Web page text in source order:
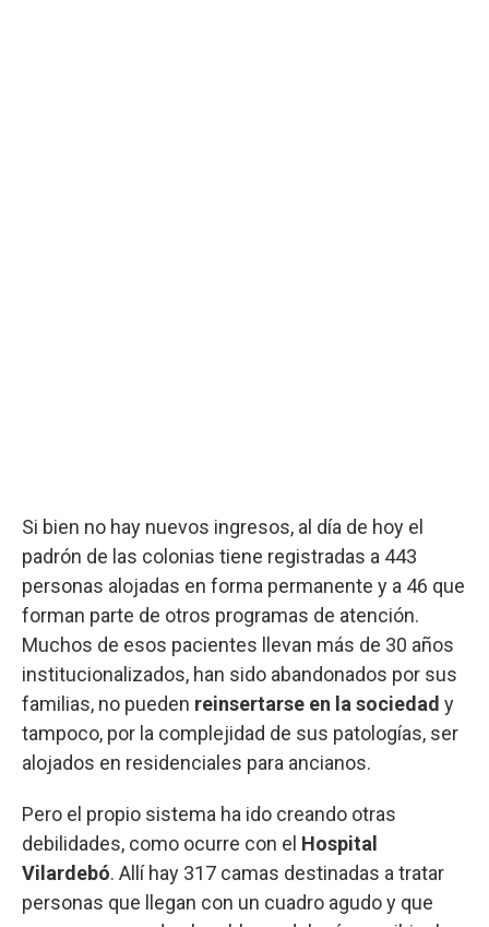
Si bien no hay nuevos ingresos, al día de hoy el
padrón de las colonias tiene registradas a 443
personas alojadas en forma permanente y a 46 que
forman parte de otros programas de atención.
Muchos de esos pacientes llevan más de 30 años
institucionalizados, han sido abandonados por sus
familias, no pueden reinsertarse en la sociedad y
tampoco, por la complejidad de sus patologías, ser
alojados en residenciales para ancianos.
Pero el propio sistema ha ido creando otras
debilidades, como ocurre con el Hospital
Vilardebó. Allí hay 317 camas destinadas a tratar
personas que llegan con un cuadro agudo y que